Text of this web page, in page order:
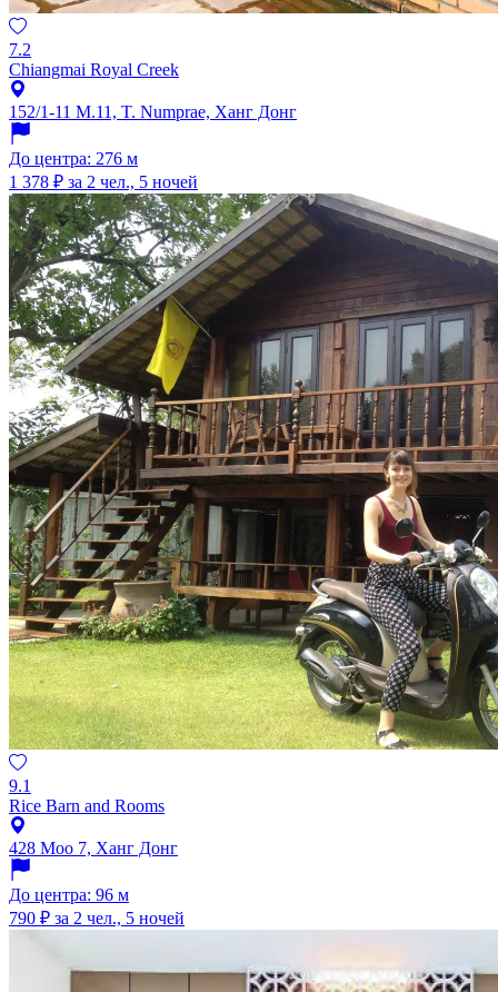
7.2
Chiangmai Royal Creek
152/1-11 M.11, T. Numprae, Ханг Донг
До центра: 276 м
1 378 ₽ за 2 чел., 5 ночей
9.1
Rice Barn and Rooms
428 Moo 7, Ханг Донг
До центра: 96 м
790 ₽ за 2 чел., 5 ночей